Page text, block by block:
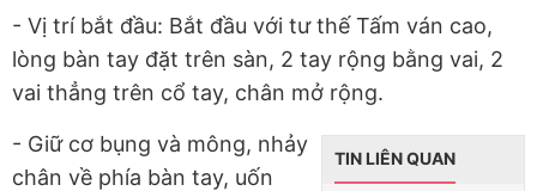
- Vị trí bắt đầu: Bắt đầu với tư thế Tấm ván cao,
lòng bàn tay đặt trên sàn, 2 tay rộng bằng vai, 2
vai thẳng trên cổ tay, chân mở rộng.
TIN LIÊN QUAN
- Giữ cơ bụng và mông, nhảy
chân về phía bàn tay, uốn